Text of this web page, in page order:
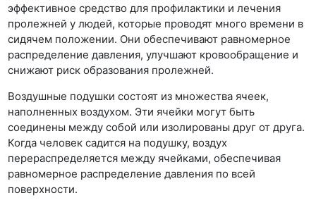
эффективное средство для профилактики и лечения
пролежней у людей, которые проводят много времени в
сидячем положении. Они обеспечивают равномерное
распределение давления, улучшают кровообращение и
снижают риск образования пролежней.
Воздушные подушки состоят из множества ячеек,
наполненных воздухом. Эти ячейки могут быть
соединены между собой или изолированы друг от друга.
Когда человек садится на подушку, воздух
перераспределяется между ячейками, обеспечивая
равномерное распределение давления по всей
поверхности.